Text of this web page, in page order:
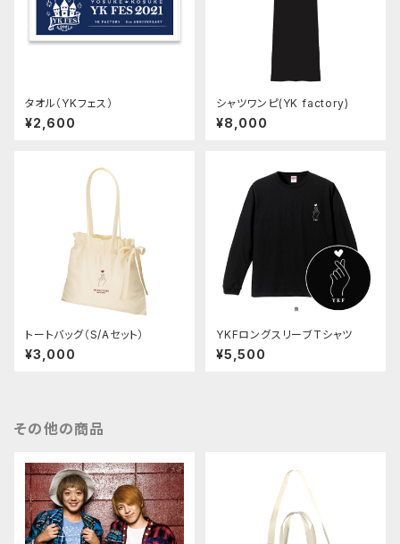
タオル（YKフェス）
¥2,600
シャツワンピ(YK factory)
¥8,000
トートバッグ（S/Aセット）
¥3,000
YKFロングスリーブTシャツ
¥5,500
その他の商品